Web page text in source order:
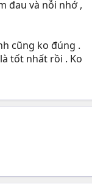
đau và nỗi nhớ ,
cũng ko đúng .
tốt nhất rồi . Ko